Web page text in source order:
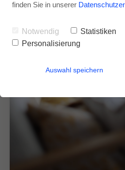
Businesscoaching
finden Sie in unserer
Notwendig Statistiken
Personalisierung
Auswahl speichern